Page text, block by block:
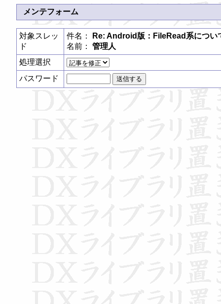
メンテフォーム
対象スレッ
ド
件名：
Re: Android版：FileRead系につい
名前： 管理人
処理選択
パスワード